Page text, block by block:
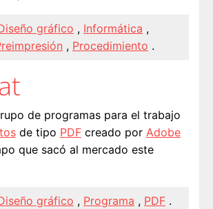
gráfico , Informática ,
, Procedimiento .
de programas para el trabajo
de tipo PDF creado por Adobe
que sacó al mercado este
gráfico , Programa , PDF .